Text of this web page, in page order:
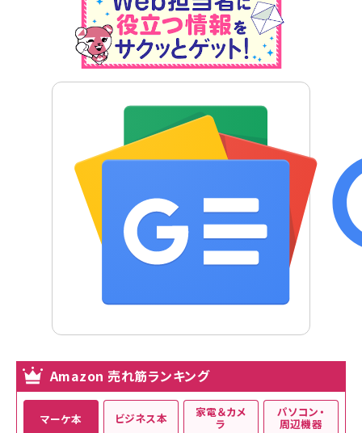
Amazon 売れ筋ランキング
マーケ本 ビジネス本 家電＆カメ
ラ
パソコン・
周辺機器